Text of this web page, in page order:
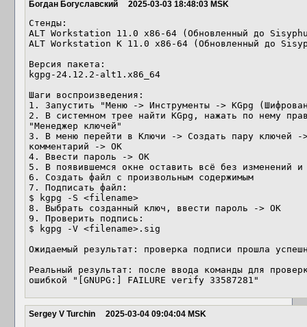
Богдан Богуславский 2025-03-03 18:48:03 MSK
Стенды:
ALT Workstation 11.0 x86-64 (Обновленный до
ALT Workstation K 11.0 x86-64 (Обновленный до
Версия пакета:
kgpg-24.12.2-alt1.x86_64
Шаги воспроизведения:
1. Запустить "Меню -> Инструменты -> KGpg
2. В системном трее найти KGpg, нажать по нему
"Менеджер ключей"
3. В меню перейти в Ключи -> Создать пару ключей -
комментарий -> ОК
4. Ввести пароль -> ОК
5. В появившемся окне оставить всё без изменений и
6. Создать файл с произвольным содержимым
7. Подписать файл:
$ kgpg -S <filename>
8. Выбрать созданный ключ, ввести пароль -> ОК
9. Проверить подпись:
$ kgpg -V <filename>.sig
Ожидаемый результат: проверка подписи прошла
Реальный результат: после ввода команды для
ошибкой "[GNUPG:] FAILURE verify 33587281"
Sergey V Turchin 2025-03-04 09:04:04 MSK